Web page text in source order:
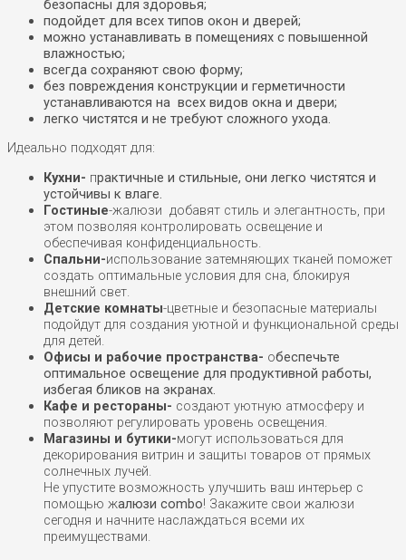
безопасны для здоровья;
подойдет для всех типов окон и дверей;
можно устанавливать в помещениях с повышенной
влажностью;
всегда сохраняют свою форму;
без повреждения конструкции и герметичности
устанавливаются на всех видов окна и двери;
легко чистятся и не требуют сложного ухода.
Идеально подходят для:
Кухни- практичные и стильные, они легко чистятся и
устойчивы к влаге.
Гостиные-жалюзи добавят стиль и элегантность, при
этом позволяя контролировать освещение и
обеспечивая конфиденциальность.
Спальни-использование затемняющих тканей поможет
создать оптимальные условия для сна, блокируя
внешний свет.
Детские комнаты-цветные и безопасные материалы
подойдут для создания уютной и функциональной среды
для детей.
Офисы и рабочие пространства- обеспечьте
оптимальное освещение для продуктивной работы,
избегая бликов на экранах.
Кафе и рестораны- создают уютную атмосферу и
позволяют регулировать уровень освещения.
Магазины и бутики-могут использоваться для
декорирования витрин и защиты товаров от прямых
солнечных лучей.
Не упустите возможность улучшить ваш интерьер с
помощью жалюзи combo! Закажите свои жалюзи
сегодня и начните наслаждаться всеми их
преимуществами.